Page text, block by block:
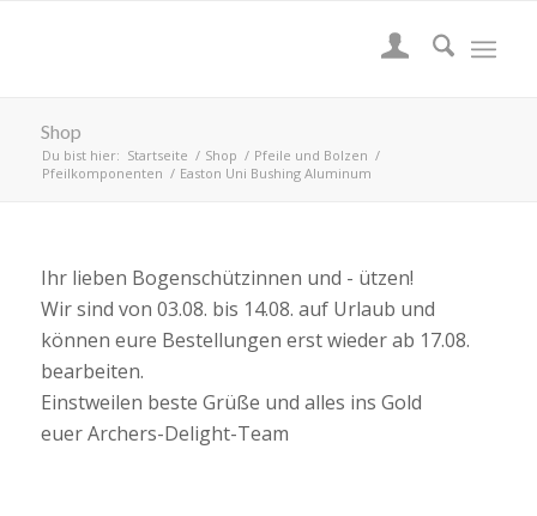
Shop
Du bist hier: Startseite / Shop / Pfeile und Bolzen /
Pfeilkomponenten / Easton Uni Bushing Aluminum
Ihr lieben Bogenschützinnen und - ützen!
Wir sind von 03.08. bis 14.08. auf Urlaub und
können eure Bestellungen erst wieder ab 17.08.
bearbeiten.
Einstweilen beste Grüße und alles ins Gold
euer Archers-Delight-Team